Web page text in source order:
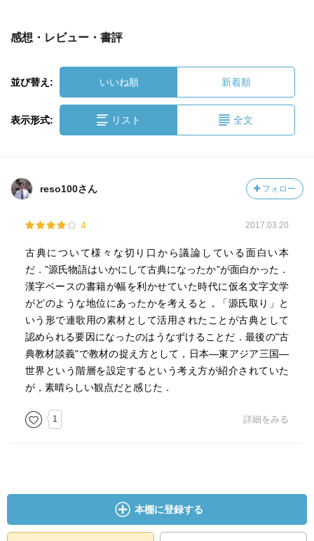
感想・レビュー・書評
並び替え: いいね順 新着順
表示形式: リスト 全文
reso100さん フォロー
4 2017.03.20
古典について様々な切り口から議論している面白い本
だ．”源氏物語はいかにして古典になったか”が面白かった．
漢字ベースの書籍が幅を利かせていた時代に仮名文字文学
がどのような地位にあったかを考えると，「源氏取り」と
いう形で連歌用の素材として活用されたことが古典として
認められる要因になったのはうなずけることだ．最後の"古
典教材談義"で教材の捉え方として，日本―東アジア三国―
世界という階層を設定するという考え方が紹介されていた
が，素晴らしい観点だと感じた．
1 詳細をみる
本棚に登録する